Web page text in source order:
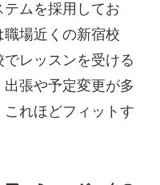
ムを採用してお
職場近くの新宿校
レッスンを受ける
張や予定変更が多
れほどフィットす